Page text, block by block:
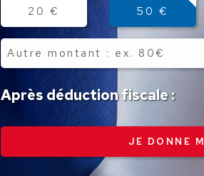
Montant
20 € 50 €
Autre
montant
Après déduction fiscale :